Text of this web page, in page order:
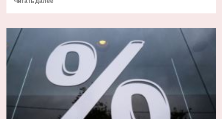
Финансовый
объяснил,
почему
может
снижать
небольшими
темпами